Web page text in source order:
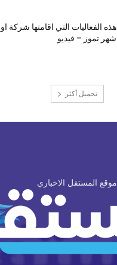
هذه الفعاليات التي اقامتها شركة
شهر تموز – فيديو
تحميل أكثر
موقع المستقل الاخباري